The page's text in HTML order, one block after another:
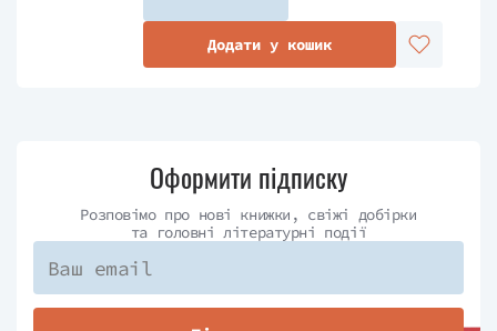
Додати у кошик
Оформити підписку
Розповімо про нові книжки, свіжі добірки
та головні літературні події